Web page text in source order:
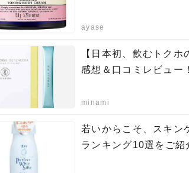
ayase
【日本初、飲むトク
感想＆口コミレビュー
minami
若いからこそ、スキン
ランキング10選をご